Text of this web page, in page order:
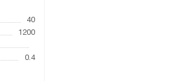
40
1200
0.4